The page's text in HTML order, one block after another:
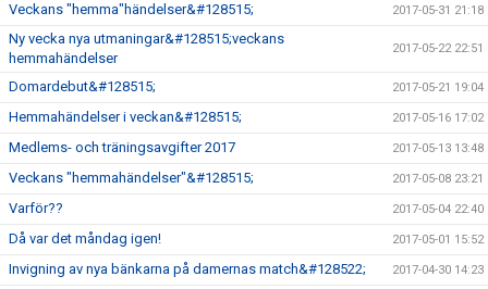
Veckans "hemma"händelser&#128515; 2017-05-31 21:18
Ny vecka nya utmaningar&#128515;veckans
hemmahändelser
2017-05-22 22:51
Domardebut&#128515; 2017-05-21 19:04
Hemmahändelser i veckan&#128515; 2017-05-16 17:02
Medlems- och träningsavgifter 2017 2017-05-13 13:48
Veckans "hemmahändelser"&#128515; 2017-05-08 23:21
Varför?? 2017-05-04 22:40
Då var det måndag igen! 2017-05-01 15:52
Invigning av nya bänkarna på damernas match&#128522; 2017-04-30 14:23